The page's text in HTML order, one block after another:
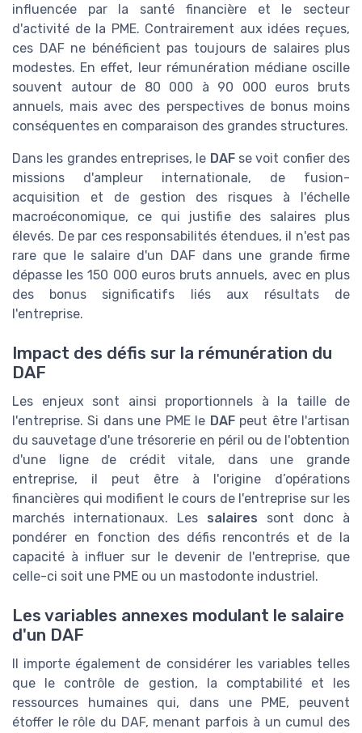
influencée par la santé financière et le secteur
d'activité de la PME. Contrairement aux idées reçues,
ces DAF ne bénéficient pas toujours de salaires plus
modestes. En effet, leur rémunération médiane oscille
souvent autour de 80 000 à 90 000 euros bruts
annuels, mais avec des perspectives de bonus moins
conséquentes en comparaison des grandes structures.
Dans les grandes entreprises, le DAFse voit confier des
missions d'ampleur internationale, de fusion-
acquisition et de gestion des risques à l'échelle
macroéconomique, ce qui justifie des salaires plus
élevés. De par ces responsabilités étendues, il n'est pas
rare que le salaire d'un DAF dans une grande firme
dépasse les 150 000 euros bruts annuels, avec en plus
des bonus significatifs liés aux résultats de
l'entreprise.
Impact des défis sur la rémunération du
DAF
Les enjeux sont ainsi proportionnels à la taille de
l'entreprise. Si dans une PME le DAFpeut être l'artisan
du sauvetage d'une trésorerie en péril ou de l'obtention
d'une ligne de crédit vitale, dans une grande
entreprise, il peut être à l'origine d’opérations
financières qui modifient le cours de l'entreprise sur les
marchés internationaux. Les salaires sont donc à
pondérer en fonction des défis rencontrés et de la
capacité à influer sur le devenir de l'entreprise, que
celle-ci soit une PME ou un mastodonte industriel.
Les variables annexes modulant le salaire
d'un DAF
Il importe également de considérer les variables telles
que le contrôle de gestion, la comptabilité et les
ressources humaines qui, dans une PME, peuvent
étoffer le rôle du DAF, menant parfois à un cumul des